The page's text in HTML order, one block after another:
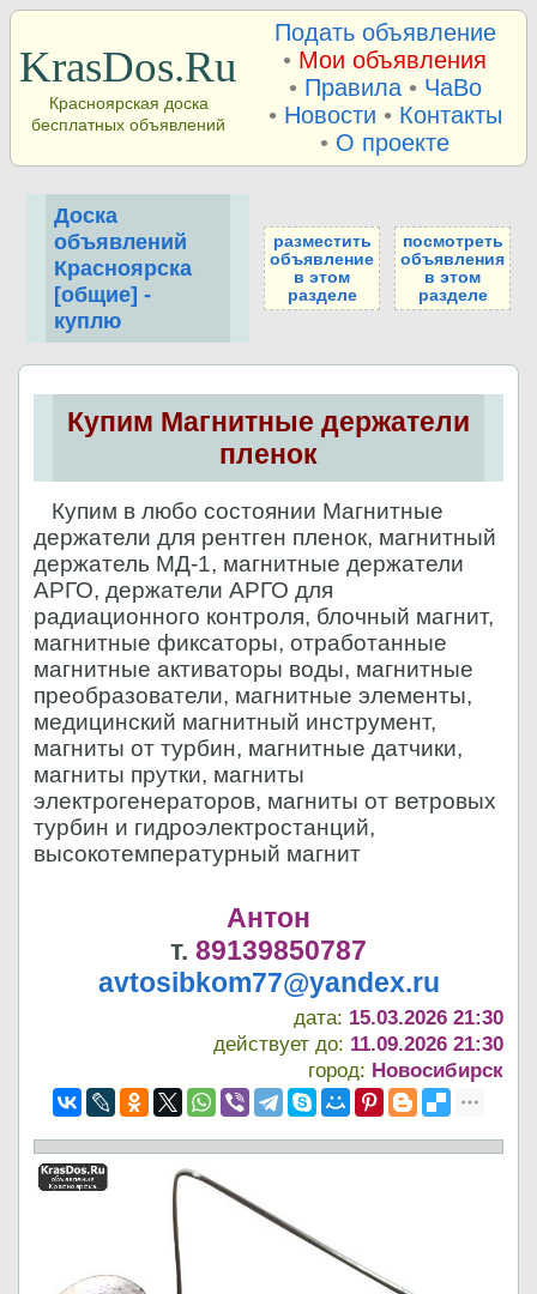
KrasDos.Ru
Красноярская доска
бесплатных объявлений
Подать объявление
• Мои объявления
• Правила• ЧаВо
• Новости • Контакты
• О проекте
Доска
объявлений
Красноярска
[общие] -
куплю
разместить
объявление
в этом
разделе
посмотреть
объявления
в этом
разделе
Купим Магнитные держатели
пленок
Купим в любо состоянии Магнитные
держатели для рентген пленок, магнитный
держатель МД-1, магнитные держатели
АРГО, держатели АРГО для
радиационного контроля, блочный магнит,
магнитные фиксаторы, отработанные
магнитные активаторы воды, магнитные
преобразователи, магнитные элементы,
медицинский магнитный инструмент,
магниты от турбин, магнитные датчики,
магниты прутки, магниты
электрогенераторов, магниты от ветровых
турбин и гидроэлектростанций,
высокотемпературный магнит
Антон
т. 89139850787
avtosibkom77@yandex.ru
дата: 15.03.2026 21:30
действует до: 11.09.2026 21:30
город: Новосибирск